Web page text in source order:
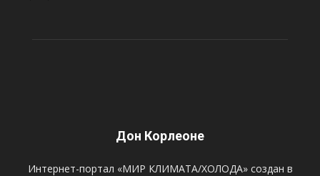
Дон Корлеоне
Интернет-портал «МИР КЛИМАТА/ХОЛОДА» создан в